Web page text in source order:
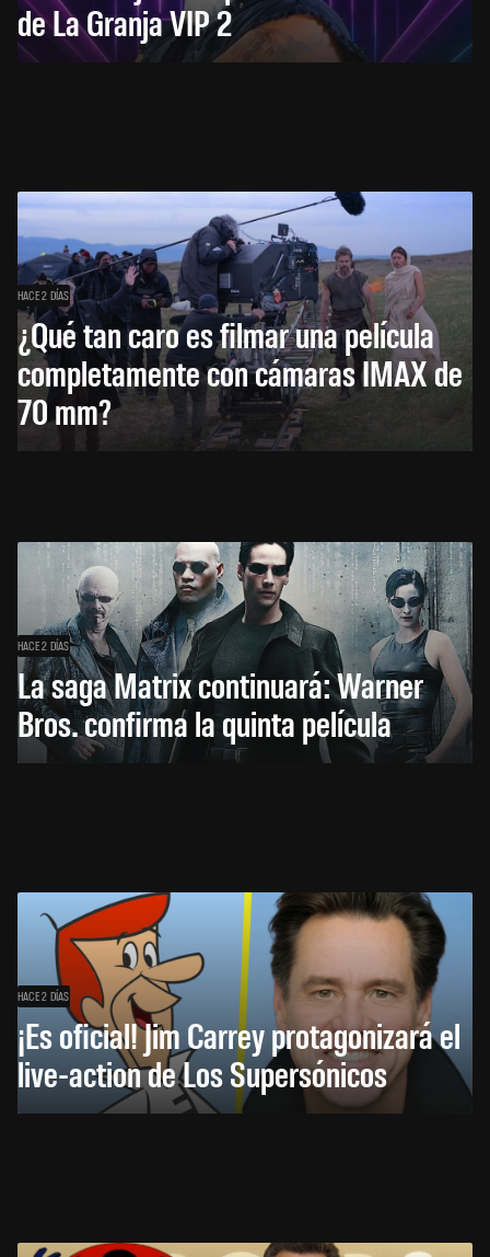
de La Granja VIP 2
HACE 2 DÍAS
¿Qué tan caro es filmar una película
completamente con cámaras IMAX de
70 mm?
HACE 2 DÍAS
La saga Matrix continuará: Warner
Bros. confirma la quinta película
HACE 2 DÍAS
¡Es oficial! Jim Carrey protagonizará el
live-action de Los Supersónicos